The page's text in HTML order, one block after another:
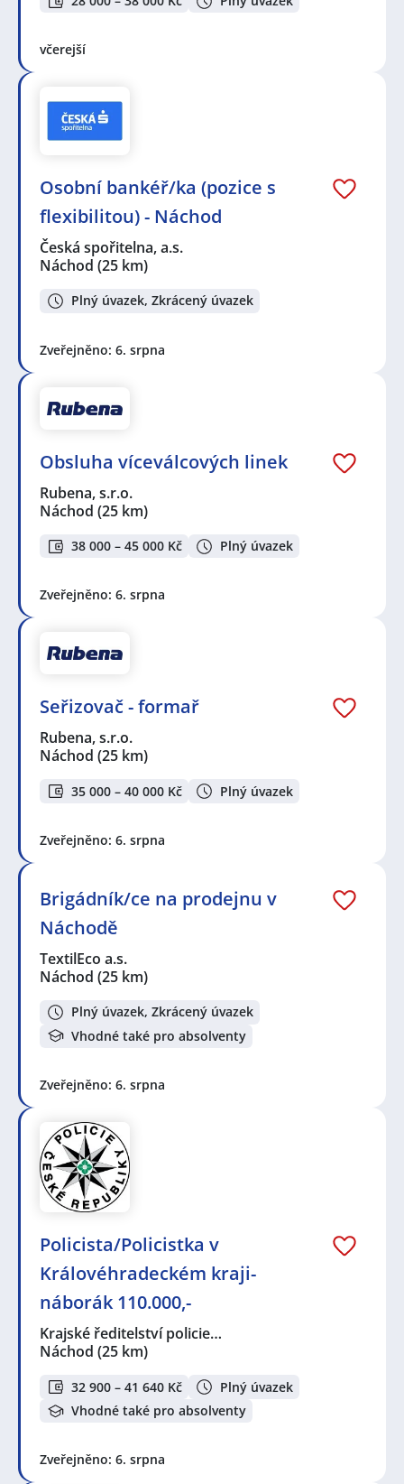
včerejší
Osobní bankéř/ka (pozice s
flexibilitou) - Náchod
Česká spořitelna, a.s.
Náchod (25 km)
Plný úvazek, Zkrácený úvazek
Zveřejněno: 6. srpna
Obsluha víceválcových linek
Rubena, s.r.o.
Náchod (25 km)
38 000 – 45 000 Kč Plný úvazek
Zveřejněno: 6. srpna
Seřizovač - formař
Rubena, s.r.o.
Náchod (25 km)
35 000 – 40 000 Kč Plný úvazek
Zveřejněno: 6. srpna
Brigádník/ce na prodejnu v
Náchodě
TextilEco a.s.
Náchod (25 km)
Plný úvazek, Zkrácený úvazek
Vhodné také pro absolventy
Zveřejněno: 6. srpna
Policista/Policistka v
Královéhradeckém kraji-
náborák 110.000,-
Krajské ředitelství policie…
Náchod (25 km)
32 900 – 41 640 Kč
Plný úvazek
Vhodné také pro absolventy
Zveřejněno: 6. srpna